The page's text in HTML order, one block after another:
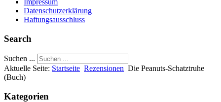
Impressum
Datenschutzerklärung
Haftungsausschluss
Search
Suchen ...
Aktuelle Seite: Startseite Rezensionen Die Peanuts-Schatztruhe
(Buch)
Kategorien